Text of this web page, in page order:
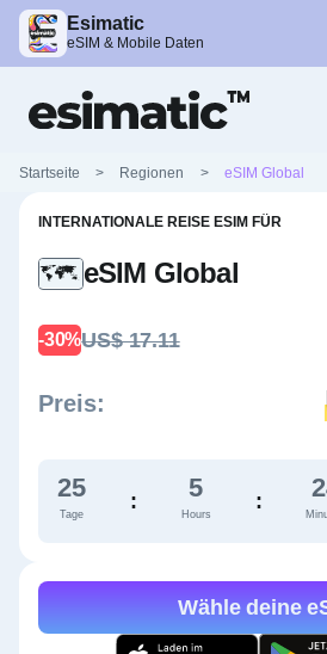
Esimatic
eSIM & Mobile Daten
Startseite > Regionen > eSIM Global
INTERNATIONALE REISE ESIM FÜR
eSIM Global
-30%US$ 17.11
Preis:
25
Tage
: 5
Hours
:
Wähle deine